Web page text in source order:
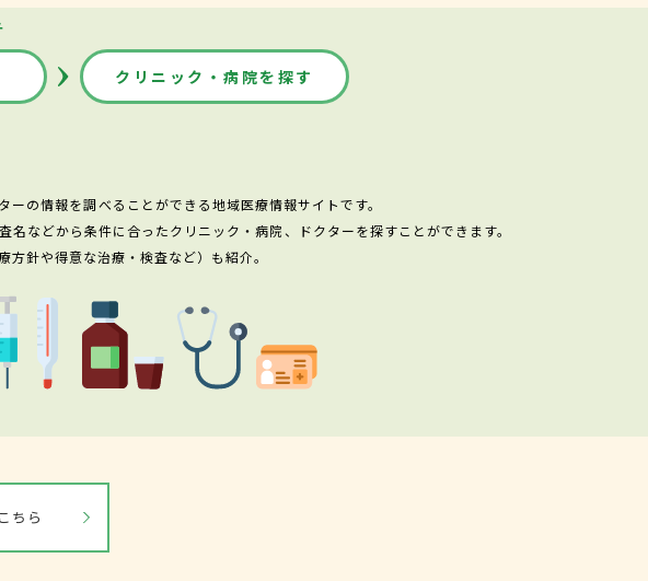
クリニック・病院を探す
の情報を調べることができる地域医療情報サイトです。
などから条件に合ったクリニック・病院、ドクターを探すことができます。
針や得意な治療・検査など）も紹介。
ちら